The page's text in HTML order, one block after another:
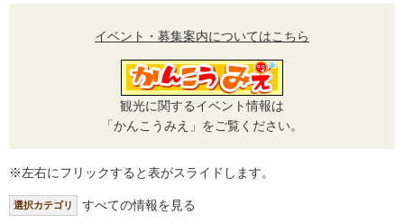
イベント・募集案内についてはこちら
観光に関するイベント情報は
「かんこうみえ」をご覧ください。
※左右にフリックすると表がスライドします。
選択カテゴリ すべての情報を見る